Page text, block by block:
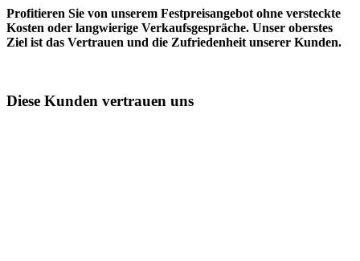
Profitieren Sie von unserem Festpreisangebot ohne versteckte
Kosten oder langwierige Verkaufsgespräche. Unser oberstes
Ziel ist das Vertrauen und die Zufriedenheit unserer Kunden.
Diese Kunden vertrauen uns